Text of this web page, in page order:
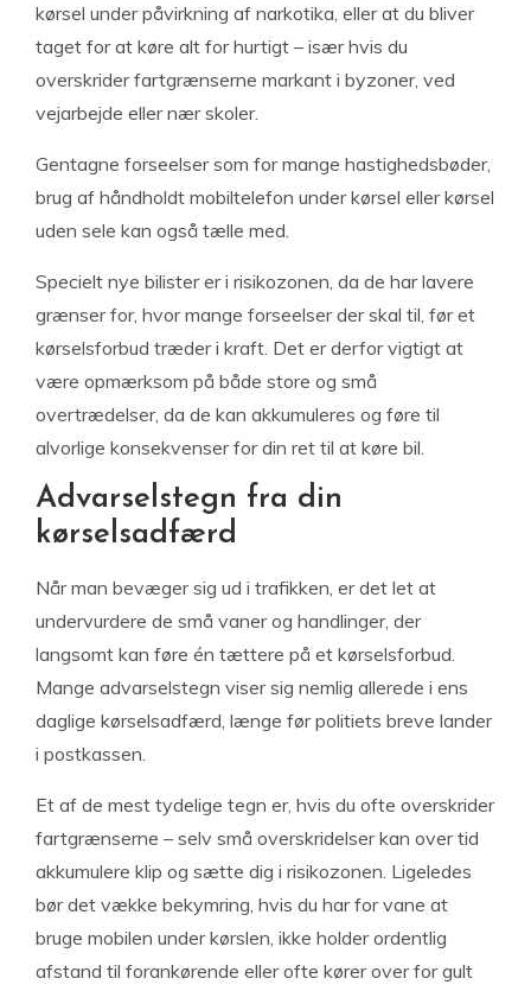
kørsel under påvirkning af narkotika, eller at du bliver
taget for at køre alt for hurtigt – især hvis du
overskrider fartgrænserne markant i byzoner, ved
vejarbejde eller nær skoler.
Gentagne forseelser som for mange hastighedsbøder,
brug af håndholdt mobiltelefon under kørsel eller kørsel
uden sele kan også tælle med.
Specielt nye bilister er i risikozonen, da de har lavere
grænser for, hvor mange forseelser der skal til, før et
kørselsforbud træder i kraft. Det er derfor vigtigt at
være opmærksom på både store og små
overtrædelser, da de kan akkumuleres og føre til
alvorlige konsekvenser for din ret til at køre bil.
Advarselstegn fra din
kørselsadfærd
Når man bevæger sig ud i trafikken, er det let at
undervurdere de små vaner og handlinger, der
langsomt kan føre én tættere på et kørselsforbud.
Mange advarselstegn viser sig nemlig allerede i ens
daglige kørselsadfærd, længe før politiets breve lander
i postkassen.
Et af de mest tydelige tegn er, hvis du ofte overskrider
fartgrænserne – selv små overskridelser kan over tid
akkumulere klip og sætte dig i risikozonen. Ligeledes
bør det vække bekymring, hvis du har for vane at
bruge mobilen under kørslen, ikke holder ordentlig
afstand til forankørende eller ofte kører over for gult